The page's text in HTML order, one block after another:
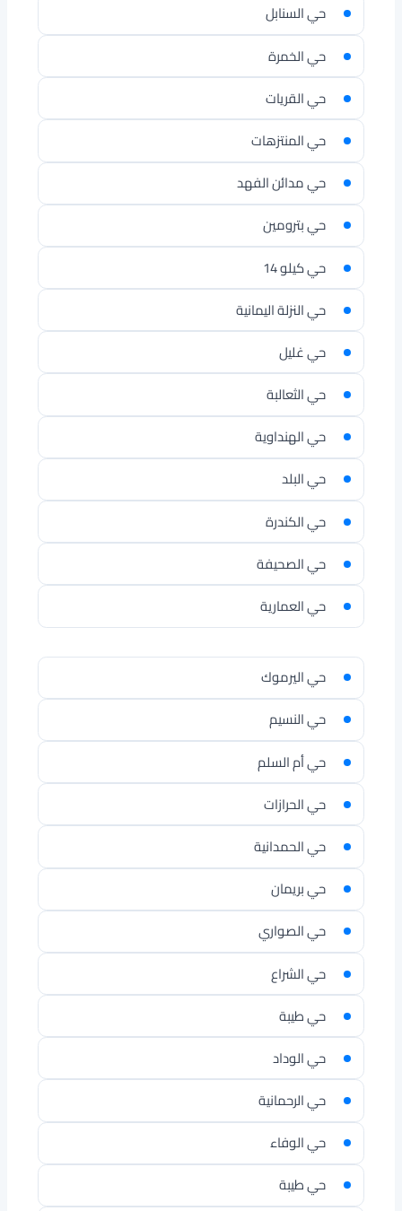
حي السنابل
حي الخمرة
حي القريات
حي المنتزهات
حي مدائن الفهد
حي بترومين
حي كيلو 14
حي النزلة اليمانية
حي غليل
حي الثعالبة
حي الهنداوية
حي البلد
حي الكندرة
حي الصحيفة
حي العمارية
حي اليرموك
حي النسيم
حي أم السلم
حي الحرازات
حي الحمدانية
حي بريمان
حي الصواري
حي الشراع
حي طيبة
حي الوداد
حي الرحمانية
حي الوفاء
حي طيبة